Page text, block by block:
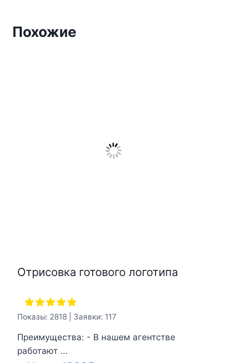
Похожие
Отрисовка готового логотипа
Показы: 2818 | Заявки: 117
Преимущества: - В нашем агентстве
работают ...